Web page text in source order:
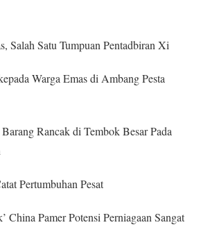
Salah Satu Tumpuan Pentadbiran Xi
Warga Emas di Ambang Pesta
Rancak di Tembok Besar Pada
Pertumbuhan Pesat
China Pamer Potensi Perniagaan Sangat